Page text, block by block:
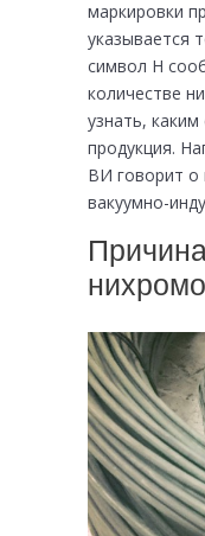
маркировки
указывается
символ Н
количестве
узнать,
продукция.
ВИ говорит о
вакуумно-